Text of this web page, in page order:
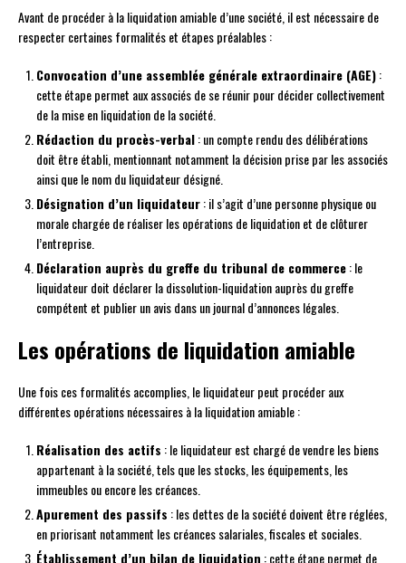
Avant de procéder à la liquidation amiable d’une société, il est nécessaire de
respecter certaines formalités et étapes préalables :
Convocation d’une assemblée générale extraordinaire (AGE):
cette étape permet aux associés de se réunir pour décider collectivement
de la mise en liquidation de la société.
Rédaction du procès-verbal: un compte rendu des délibérations
doit être établi, mentionnant notamment la décision prise par les associés
ainsi que le nom du liquidateur désigné.
Désignation d’un liquidateur: il s’agit d’une personne physique ou
morale chargée de réaliser les opérations de liquidation et de clôturer
l’entreprise.
Déclaration auprès du greffe du tribunal de commerce: le
liquidateur doit déclarer la dissolution-liquidation auprès du greffe
compétent et publier un avis dans un journal d’annonces légales.
Les opérations de liquidation amiable
Une fois ces formalités accomplies, le liquidateur peut procéder aux
différentes opérations nécessaires à la liquidation amiable :
Réalisation des actifs : le liquidateur est chargé de vendre les biens
appartenant à la société, tels que les stocks, les équipements, les
immeubles ou encore les créances.
Apurement des passifs : les dettes de la société doivent être réglées,
en priorisant notamment les créances salariales, fiscales et sociales.
Établissement d’un bilan de liquidation : cette étape permet de